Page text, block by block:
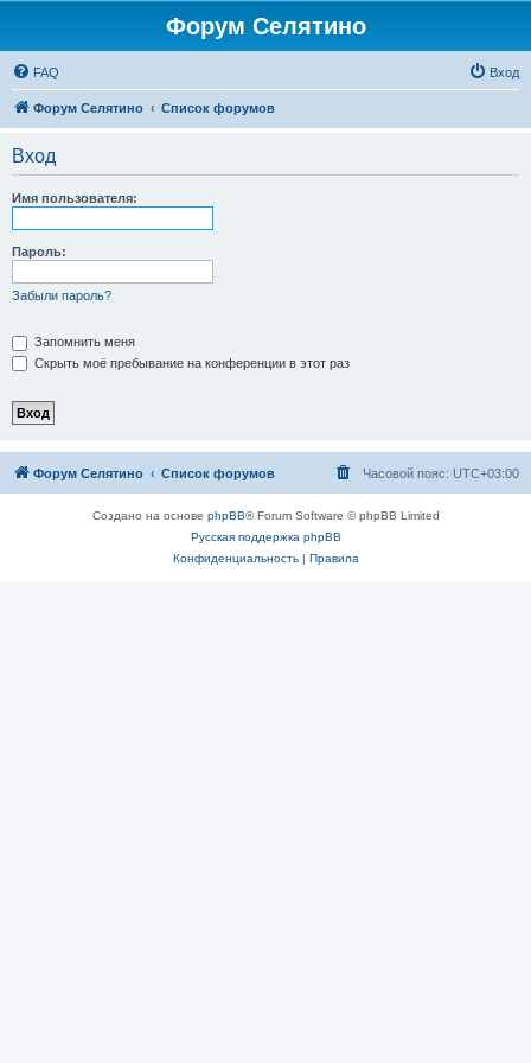
Форум Селятино
FAQ Вход
Форум Селятино Список форумов
Вход
Имя пользователя:
Пароль:
Забыли пароль?
Запомнить меня
Скрыть моё пребывание на конференции в этот раз
Форум Селятино Список форумов Часовой пояс: UTC+03:00
Создано на основе phpBB® Forum Software © phpBB Limited
Русская поддержка phpBB
Конфиденциальность| Правила